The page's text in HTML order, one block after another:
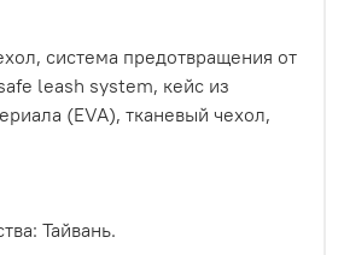
система предотвращения от
leash system, кейс из
(EVA), тканевый чехол,
Тайвань.